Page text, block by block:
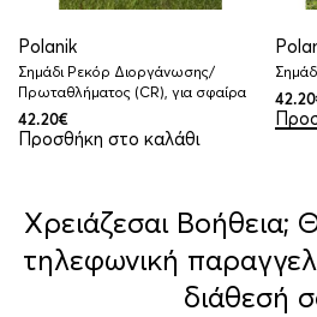
Polanik
Σημάδι Ρεκόρ Διοργάνωσης/
Πρωταθλήματος (CR), για σφαίρα
42.20€
Προσθήκη στο καλάθι
42.20
Χρειάζεσαι Βοήθεια;
τηλεφωνική
διάθεσή